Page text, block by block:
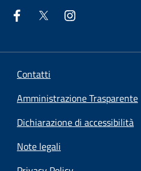
Contatti
Amministrazione Trasparente
Dichiarazione di accessibilità
Note legali